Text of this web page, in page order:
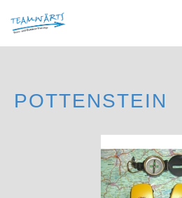
Inhalt
springen
POTTENSTEIN